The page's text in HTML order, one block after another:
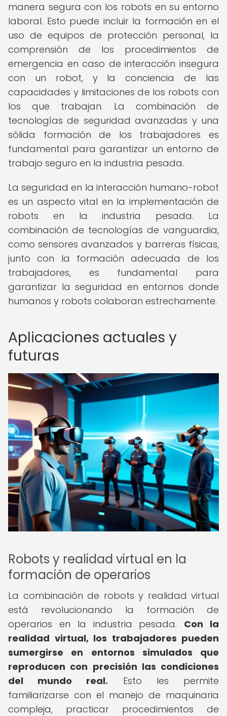
manera segura con los robots en su entorno
laboral. Esto puede incluir la formación en el
uso de equipos de protección personal, la
comprensión de los procedimientos de
emergencia en caso de interacción insegura
con un robot, y la conciencia de las
capacidades y limitaciones de los robots con
los que trabajan. La combinación de
tecnologías de seguridad avanzadas y una
sólida formación de los trabajadores es
fundamental para garantizar un entorno de
trabajo seguro en la industria pesada.
La seguridad en la interacción humano-robot
es un aspecto vital en la implementación de
robots en la industria pesada. La
combinación de tecnologías de vanguardia,
como sensores avanzados y barreras físicas,
junto con la formación adecuada de los
trabajadores, es fundamental para
garantizar la seguridad en entornos donde
humanos y robots colaboran estrechamente.
Aplicaciones actuales y
futuras
Robots y realidad virtual en la
formación de operarios
La combinación de robots y realidad virtual
está revolucionando la formación de
operarios en la industria pesada. Con la
realidad virtual, los trabajadores pueden
sumergirse en entornos simulados que
reproducen con precisión las condiciones
del mundo real. Esto les permite
familiarizarse con el manejo de maquinaria
compleja, practicar procedimientos de